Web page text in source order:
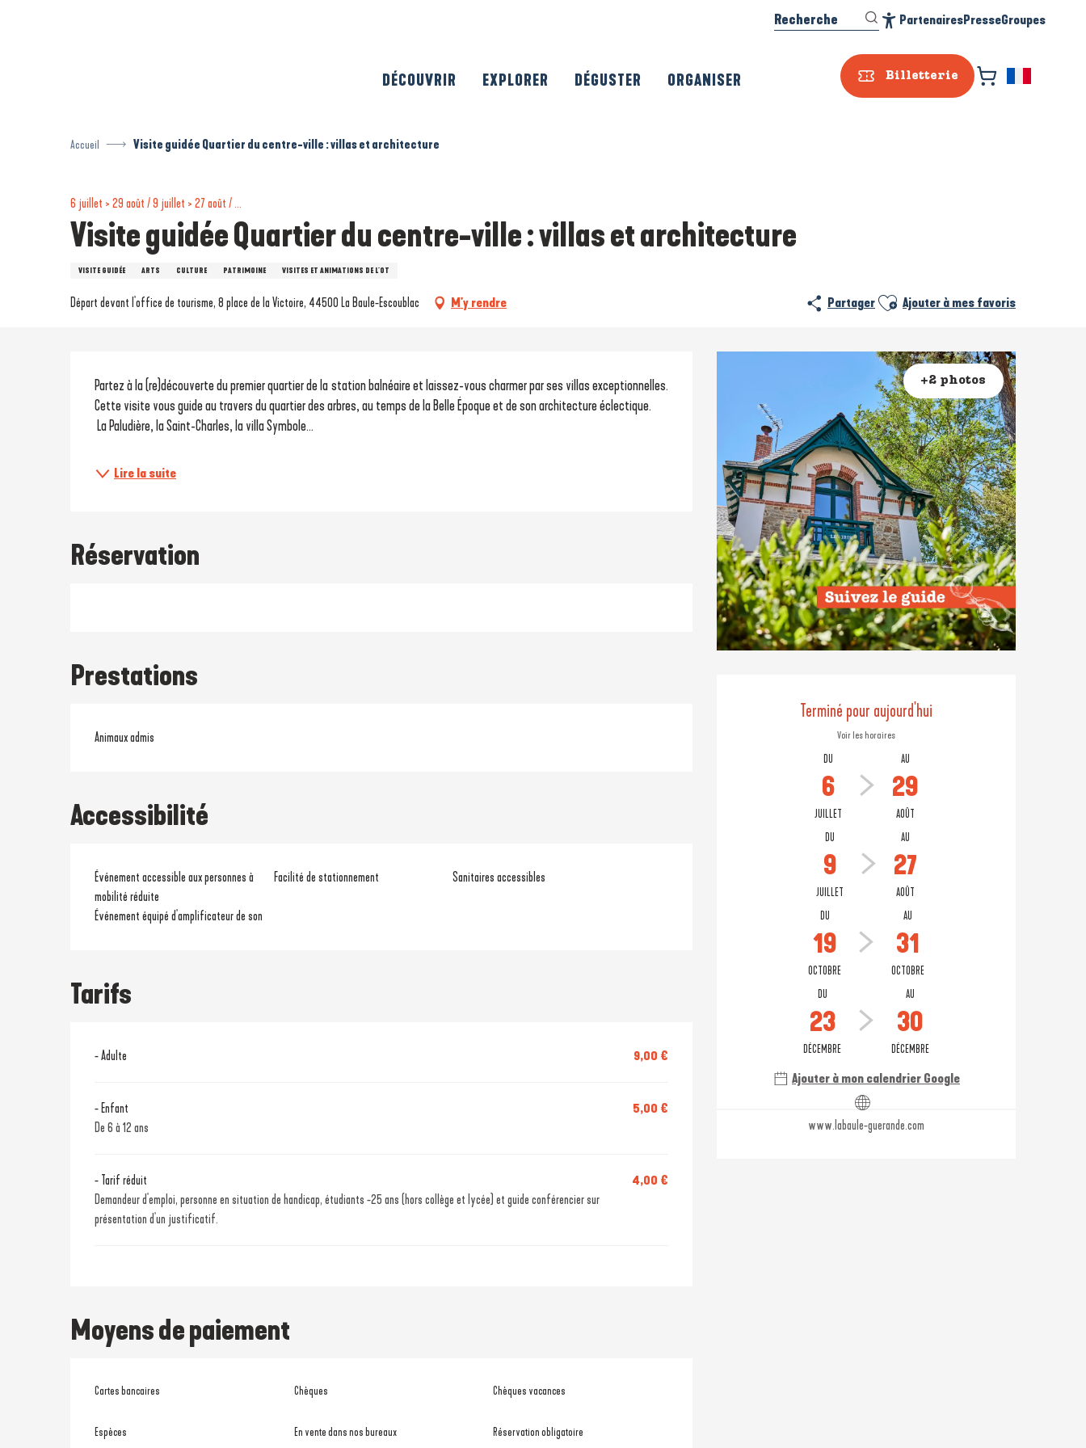
Billetterie
Recherche PartenairesPresseGroupes
DÉCOUVRIR EXPLORER DÉGUSTER ORGANISER
Accueil Visite guidée Quartier du centre-ville : villas et architecture
6 juillet > 29 août / 9 juillet > 27 août / ...
Visite guidée Quartier du centre-ville : villas et architecture
VISITE GUIDÉE ARTS CULTURE PATRIMOINE VISITES ET ANIMATIONS DE L'OT
Départ devant l'office de tourisme, 8 place de la Victoire, 44500 La Baule-Escoublac M'y rendre Partager Ajouter aux favoris
Ajouter à mes favoris
+2 photos
Ouverture et
Terminé pour aujourd'hui
Voir les horaires
DU
6
JUILLET
AU
29
AOÛT
DU
9
JUILLET
AU
27
AOÛT
DU
19
OCTOBRE
AU
31
OCTOBRE
DU
23
DÉCEMBRE
AU
30
DÉCEMBRE
Ajouter à mon calendrier Google
www.labaule-guerande.com
Description
Partez à la (re)découverte du premier quartier de la station balnéaire et laissez-vous charmer par ses villas exceptionnelles.
Cette visite vous guide au travers du quartier des arbres, au temps de la Belle Époque et de son architecture éclectique.
La Paludière, la Saint-Charles, la villa Symbole...
Lire la suite
Réservation
Prestations
Animaux admis
Accessibilité
Événement accessible aux personnes à
mobilité réduite
Facilité de stationnement Sanitaires accessibles
Événement équipé d'amplificateur de son
Tarifs
- Adulte 9,00 €
- Enfant
De 6 à 12 ans
5,00 €
- Tarif réduit
Demandeur d'emploi, personne en situation de handicap, étudiants -25 ans (hors collège et lycée) et guide conférencier sur
présentation d'un justificatif.
4,00 €
Moyens de paiement
Cartes bancaires Chèques Chèques vacances
Espèces En vente dans nos bureaux Réservation obligatoire